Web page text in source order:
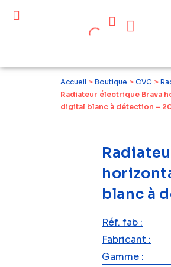
Accueil > Boutique > CVC >
Radiateur électrique Brava
digital blanc à détection –
blanc à
Réf. fab :
Fabricant :
Gamme :